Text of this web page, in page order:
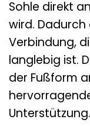
Sohle direkt
wird.
Verbindung,
langlebig ist.
der Fußform
Unterstützung.